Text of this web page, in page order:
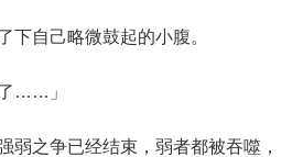
下自己略微鼓起的小腹。
……」
之争已经结束，弱者都被吞噬，